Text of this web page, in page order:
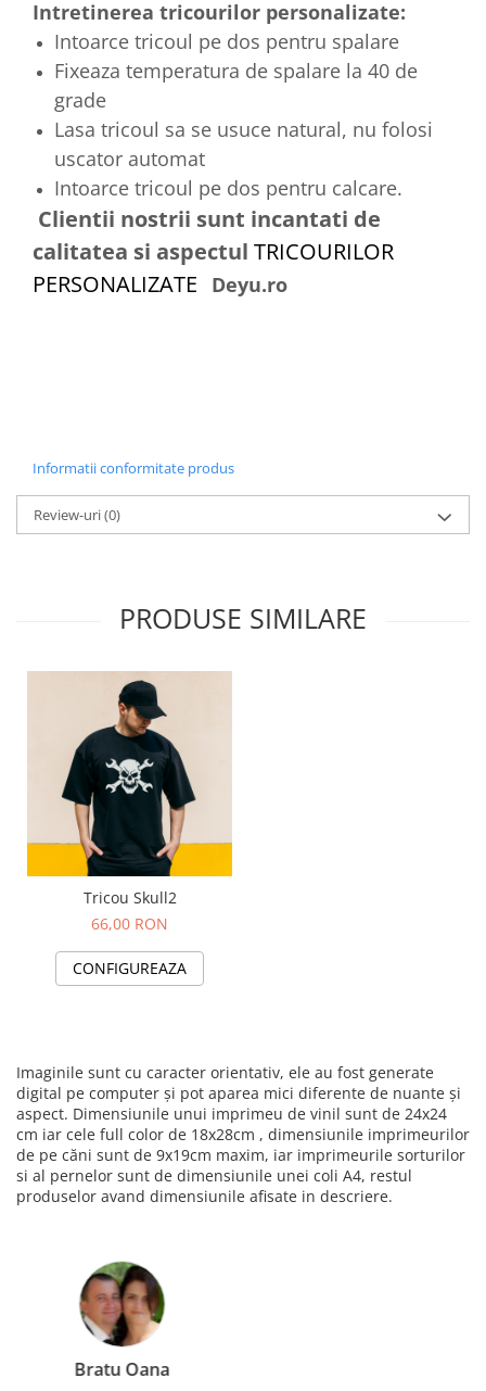
Intretinerea tricourilor personalizate:
Intoarce tricoul pe dos pentru spalare
Fixeaza temperatura de spalare la 40 de
grade
Lasa tricoul sa se usuce natural, nu folosi
uscator automat
Intoarce tricoul pe dos pentru calcare.
Clientii nostrii sunt incantati de
calitatea si aspectul TRICOURILOR
PERSONALIZATE
Deyu.ro
Informatii conformitate produs
Review-uri(0)
PRODUSE SIMILARE
Tricou Skull2
66,00 RON
CONFIGUREAZA
Imaginile sunt cu caracter orientativ, ele au fost generate
digital pe computer și pot aparea mici diferente de nuante și
aspect. Dimensiunile unui imprimeu de vinil sunt de 24x24
cm iar cele full color de 18x28cm , dimensiunile imprimeurilor
de pe căni sunt de 9x19cm maxim, iar imprimeurile sorturilor
si al pernelor sunt de dimensiunile unei coli A4, restul
produselor avand dimensiunile afisate in descriere.